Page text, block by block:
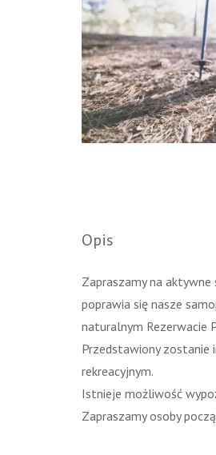
Opis
Zapraszamy na aktywne
poprawia się nasze
naturalnym Rezerwacie
Przedstawiony zostanie
rekreacyjnym.
Istnieje możliwość
Zapraszamy osoby